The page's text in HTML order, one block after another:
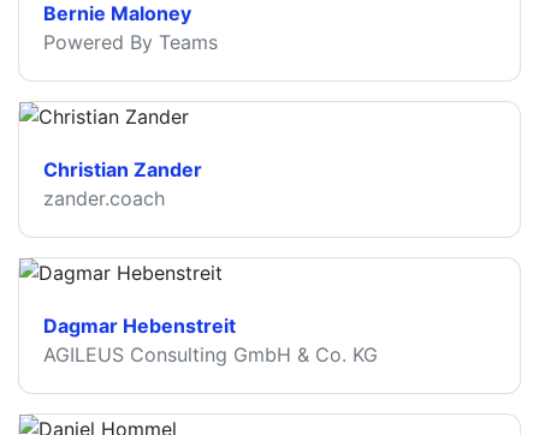
Bernie Maloney
Powered By Teams
Christian Zander
zander.coach
Dagmar Hebenstreit
AGILEUS Consulting GmbH & Co. KG